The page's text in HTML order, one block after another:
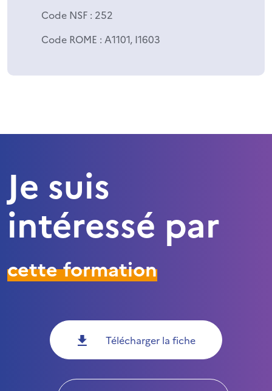
Code NSF : 252
Code ROME : A1101, I1603
Je suis
intéressé par
cette formation
Télécharger la fiche